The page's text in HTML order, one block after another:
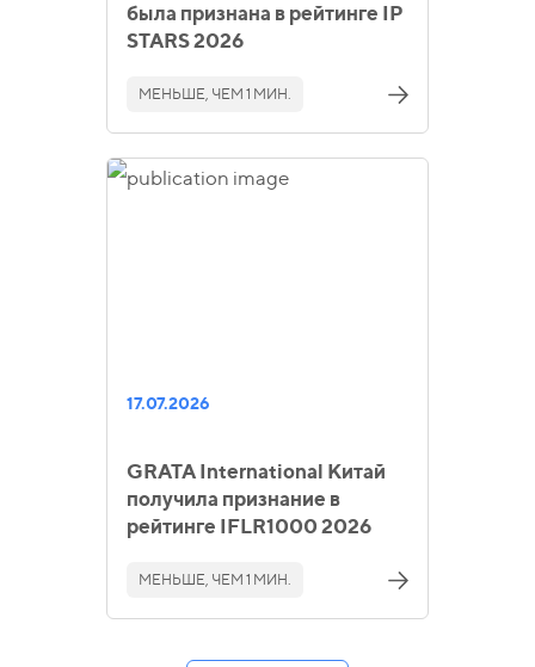
была признана в рейтинге IP
STARS 2026
МЕНЬШЕ, ЧЕМ 1 МИН.
17.07.2026
GRATA International Китай
получила признание в
рейтинге IFLR1000 2026
МЕНЬШЕ, ЧЕМ 1 МИН.